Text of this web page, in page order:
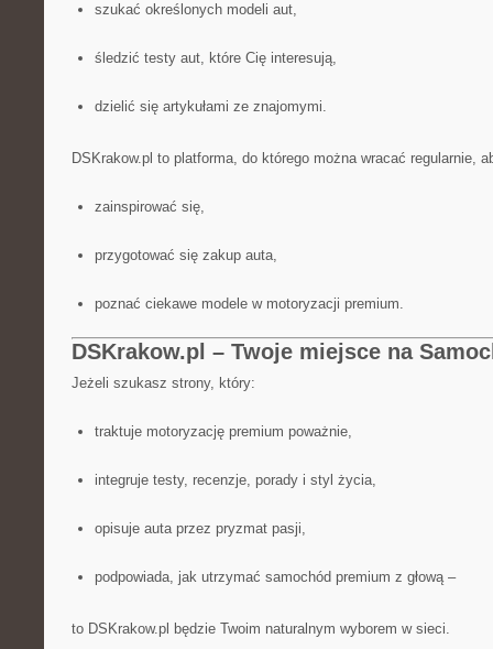
szukać określonych modeli aut,
śledzić testy aut, które Cię interesują,
dzielić się artykułami ze znajomymi.
DSKrakow.pl to platforma, do którego można wracać regularnie,
zainspirować się,
przygotować się zakup auta,
poznać ciekawe modele w motoryzacji premium.
DSKrakow.pl – Twoje miejsce na
Jeżeli szukasz strony, który:
traktuje motoryzację premium poważnie,
integruje testy, recenzje, porady i styl życia,
opisuje auta przez pryzmat pasji,
podpowiada, jak utrzymać samochód premium z głową –
to DSKrakow.pl będzie Twoim naturalnym wyborem w sieci.